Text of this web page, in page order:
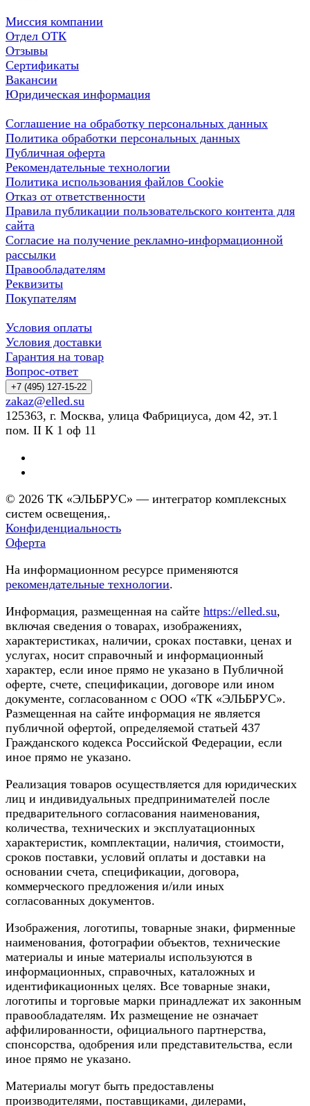
Миссия компании
Отдел ОТК
Отзывы
Сертификаты
Вакансии
Юридическая информация
Соглашение на обработку персональных данных
Политика обработки персональных данных
Публичная оферта
Рекомендательные технологии
Политика использования файлов Cookie
Отказ от ответственности
Правила публикации пользовательского контента для
сайта
Согласие на получение рекламно-информационной
рассылки
Правообладателям
Реквизиты
Покупателям
Условия оплаты
Условия доставки
Гарантия на товар
Вопрос-ответ
+7 (495) 127-15-22
zakaz@elled.su
125363, г. Москва, улица Фабрициуса, дом 42, эт.1
пом. II К 1 оф 11
© 2026 ТК «ЭЛЬБРУС» — интегратор комплексных
систем освещения,.
Конфиденциальность
Оферта
На информационном ресурсе применяются
рекомендательные технологии.
Информация, размещенная на сайте https://elled.su,
включая сведения о товарах, изображениях,
характеристиках, наличии, сроках поставки, ценах и
услугах, носит справочный и информационный
характер, если иное прямо не указано в Публичной
оферте, счете, спецификации, договоре или ином
документе, согласованном с ООО «ТК «ЭЛЬБРУС».
Размещенная на сайте информация не является
публичной офертой, определяемой статьей 437
Гражданского кодекса Российской Федерации, если
иное прямо не указано.
Реализация товаров осуществляется для юридических
лиц и индивидуальных предпринимателей после
предварительного согласования наименования,
количества, технических и эксплуатационных
характеристик, комплектации, наличия, стоимости,
сроков поставки, условий оплаты и доставки на
основании счета, спецификации, договора,
коммерческого предложения и/или иных
согласованных документов.
Изображения, логотипы, товарные знаки, фирменные
наименования, фотографии объектов, технические
материалы и иные материалы используются в
информационных, справочных, каталожных и
идентификационных целях. Все товарные знаки,
логотипы и торговые марки принадлежат их законным
правообладателям. Их размещение не означает
аффилированности, официального партнерства,
спонсорства, одобрения или представительства, если
иное прямо не указано.
Материалы могут быть предоставлены
производителями, поставщиками, дилерами,